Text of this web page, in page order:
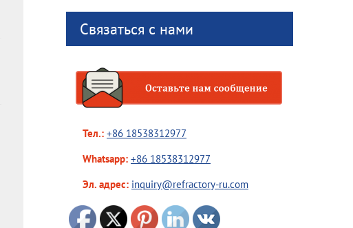
Связаться с нами
Тел.: +86 18538312977
Whatsapp: +86 18538312977
Эл. адрес: inquiry@refractory-ru.com